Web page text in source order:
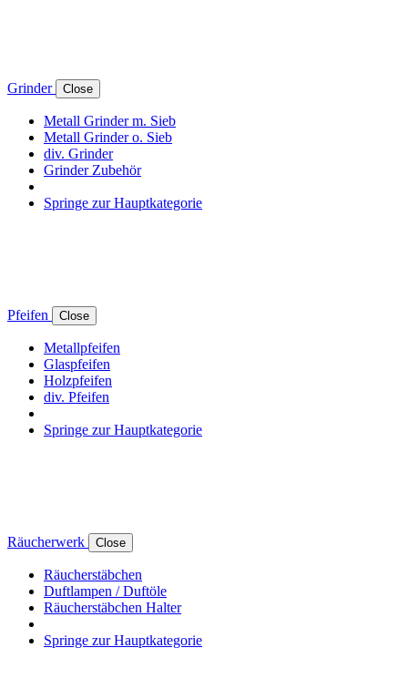
Grinder Close
Metall Grinder m. Sieb
Metall Grinder o. Sieb
div. Grinder
Grinder Zubehör
Springe zur Hauptkategorie
Pfeifen Close
Metallpfeifen
Glaspfeifen
Holzpfeifen
div. Pfeifen
Springe zur Hauptkategorie
Räucherwerk Close
Räucherstäbchen
Duftlampen / Duftöle
Räucherstäbchen Halter
Springe zur Hauptkategorie